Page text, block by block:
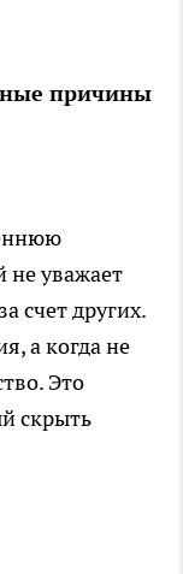
причины
не уважает
счет других.
а когда не
Это
скрыть